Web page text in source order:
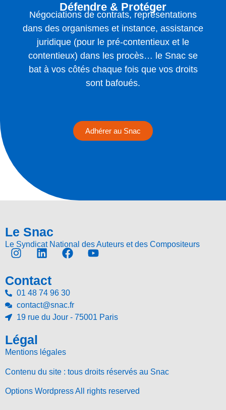
Défendre & Protéger
Négociations de contrats, représentations
dans des organismes et instance, assistance
juridique (pour le pré-contentieux et le
contentieux) dans les procès… le Snac se
bat à vos côtés chaque fois que vos droits
sont bafoués.
Adhérer au Snac
Le Snac
Le Syndicat National des Auteurs et des Compositeurs
Contact
01 48 74 96 30
contact@snac.fr
19 rue du Jour - 75001 Paris
Légal
Mentions légales
Contenu du site : tous droits réservés au Snac
Options Wordpress All rights reserved